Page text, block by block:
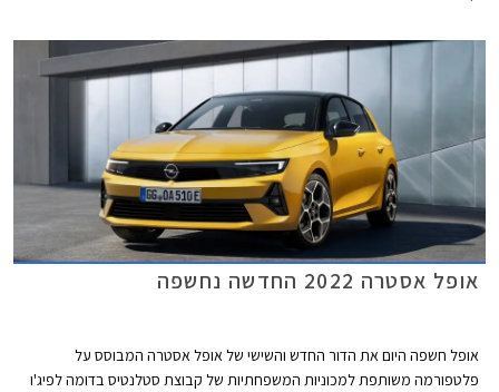
אופל אסטרה 2022 החדשה נחשפה
אופל חשפה היום את הדור החדש והשישי של אופל אסטרה המבוסס על
פלטפורמה משותפת למכוניות המשפחתיות של קבוצת סטלנטיס בדומה לפיג'ו